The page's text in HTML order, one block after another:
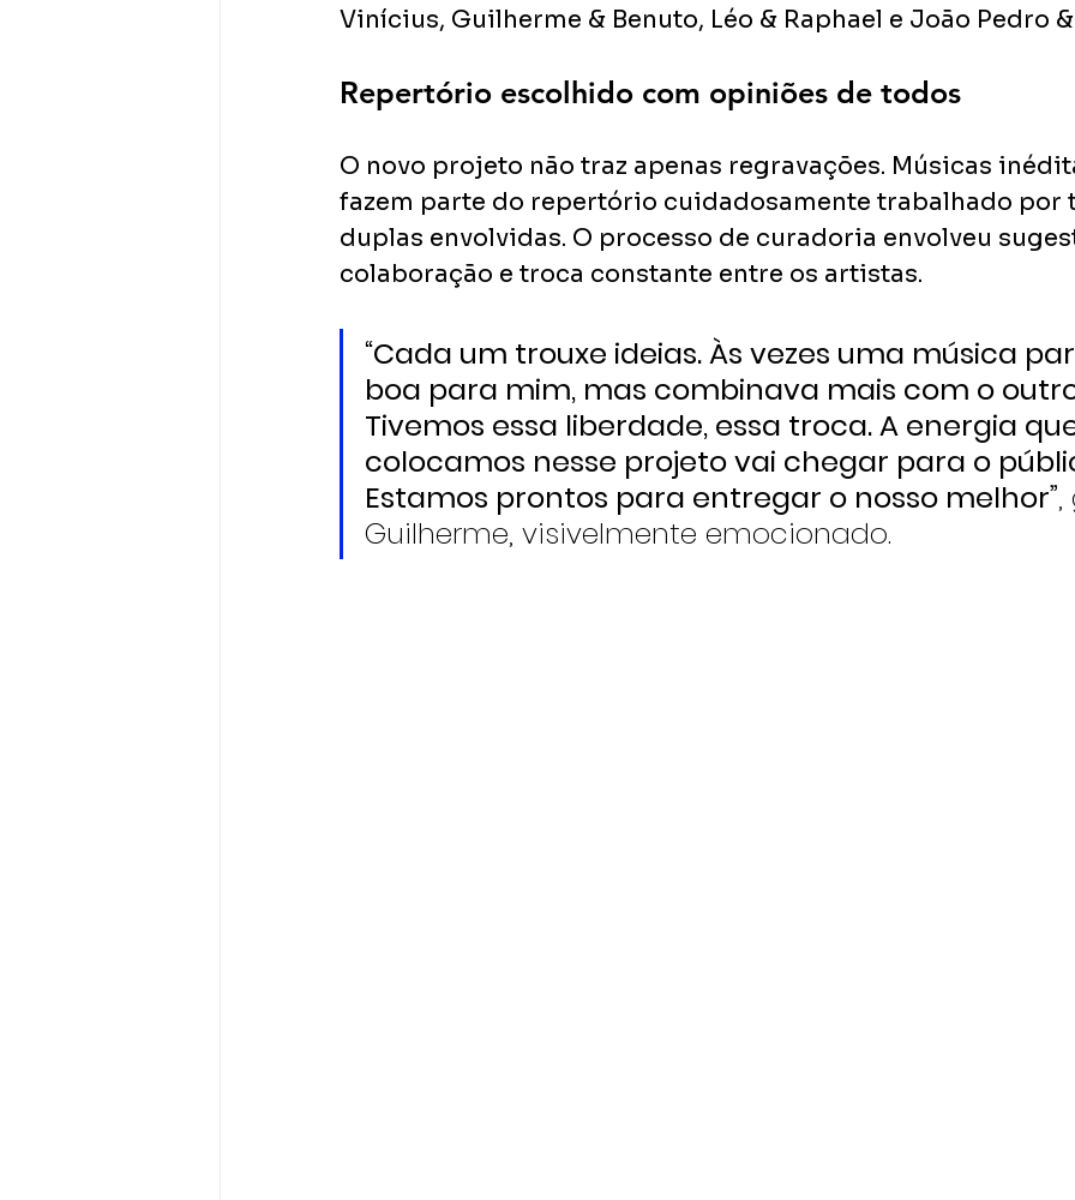
Vinícius, Guilherme & Benuto, Léo & Raphael e João Pedro
Repertório escolhido com opiniões de todos
O novo projeto não traz apenas regravações. Músicas
fazem parte do repertório cuidadosamente trabalhado por
duplas envolvidas. O processo de curadoria envolveu
colaboração e troca constante entre os artistas.
“Cada um trouxe ideias. Às vezes uma música
boa para mim, mas combinava mais com o
Tivemos essa liberdade, essa troca. A energia
colocamos nesse projeto vai chegar para o
Estamos prontos para entregar o nosso melhor”
Guilherme, visivelmente emocionado.